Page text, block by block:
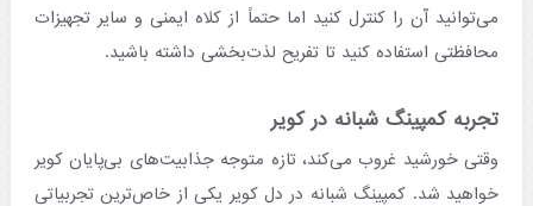
می‌توانید آن را کنترل کنید اما حتماً از کلاه ایمنی و سایر تجهیزات
محافظتی استفاده کنید تا تفریح لذت‌بخشی داشته باشید.
تجربه کمپینگ شبانه در کویر
وقتی خورشید غروب می‌کند، تازه متوجه جذابیت‌های بی‌پایان کویر
خواهید شد. کمپینگ شبانه در دل کویر یکی از خاص‌ترین تجربیاتی